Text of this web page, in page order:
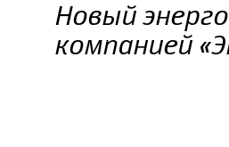
Новый
компанией